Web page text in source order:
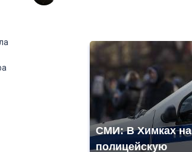
СМИ: В Химках на
полицейскую